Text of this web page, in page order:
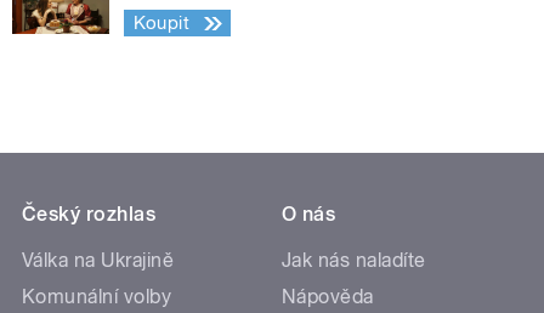
Koupit
Český rozhlas
Válka na Ukrajině
Komunální volby
O nás
Jak nás naladíte
Nápověda